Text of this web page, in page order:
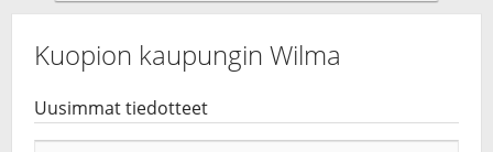
Kuopion kaupungin Wilma
Uusimmat tiedotteet